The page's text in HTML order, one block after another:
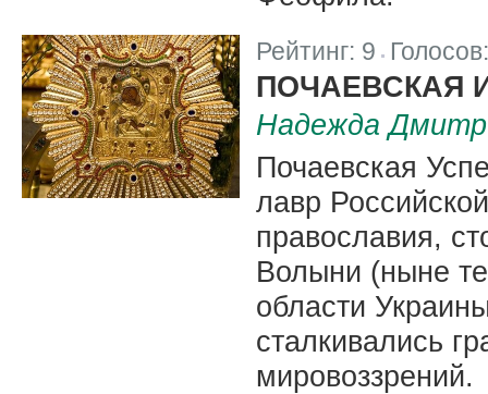
Рейтинг: 9 |
ПОЧАЕВСКАЯ
Надежда
Почаевская
лавр
православия,
Волыни (ныне
области
сталкивались
мировоззрений.